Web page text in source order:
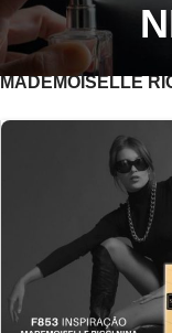
MADEMOISELLE